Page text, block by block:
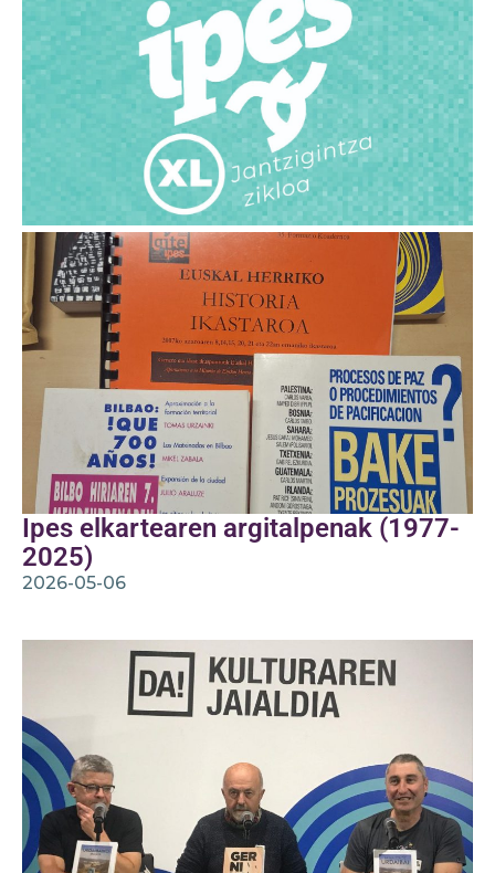
Ipes elkartearen argitalpenak (1977-
2025)
2026-05-06